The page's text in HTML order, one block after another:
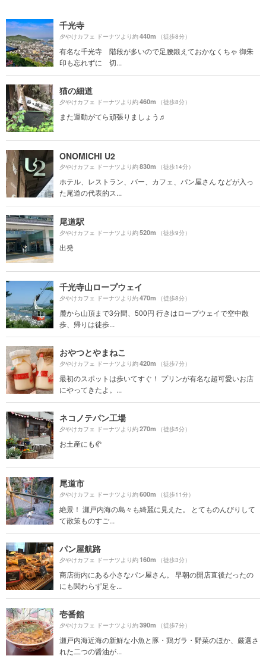
千光寺
夕やけカフェ ドーナツより約440m （徒歩8分）
有名な千光寺 階段が多いので足腰鍛えておかなくちゃ 御朱
印も忘れずに 切...
猫の細道
夕やけカフェ ドーナツより約460m （徒歩8分）
また運動がてら頑張りましょう♬
ONOMICHI U2
夕やけカフェ ドーナツより約830m （徒歩14分）
ホテル、レストラン、バー、カフェ、パン屋さん などが入っ
た尾道の代表的ス...
尾道駅
夕やけカフェ ドーナツより約520m （徒歩9分）
出発
千光寺山ロープウェイ
夕やけカフェ ドーナツより約470m （徒歩8分）
麓から山頂まで3分間、500円 行きはロープウェイで空中散
歩、帰りは徒歩...
おやつとやまねこ
夕やけカフェ ドーナツより約420m （徒歩7分）
最初のスポットは歩いてすぐ！ プリンが有名な超可愛いお店
にやってきたよ。...
ネコノテパン工場
夕やけカフェ ドーナツより約270m （徒歩5分）
お土産にも🥐
尾道市
夕やけカフェ ドーナツより約600m （徒歩11分）
絶景！ 瀬戸内海の島々も綺麗に見えた。 とてものんびりして
て散策ものすご...
パン屋航路
夕やけカフェ ドーナツより約160m （徒歩3分）
商店街内にある小さなパン屋さん。 早朝の開店直後だったの
にも関わらず足を...
壱番館
夕やけカフェ ドーナツより約390m （徒歩7分）
瀬戸内海近海の新鮮な小魚と豚・鶏ガラ・野菜のほか、厳選さ
れた二つの醤油が...